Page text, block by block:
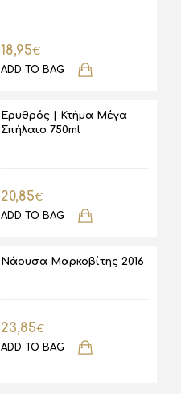
18,95€
ADD TO BAG
Ερυθρός | Κτήμα Μέγα
Σπήλαιο 750ml
20,85€
ADD TO BAG
Νάουσα Μαρκοβίτης 2016
23,85€
ADD TO BAG